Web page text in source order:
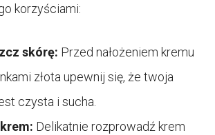
korzyściami:
skórę: Przed nałożeniem kremu
złota upewnij się, że twoja
czysta i sucha.
Delikatnie rozprowadź krem